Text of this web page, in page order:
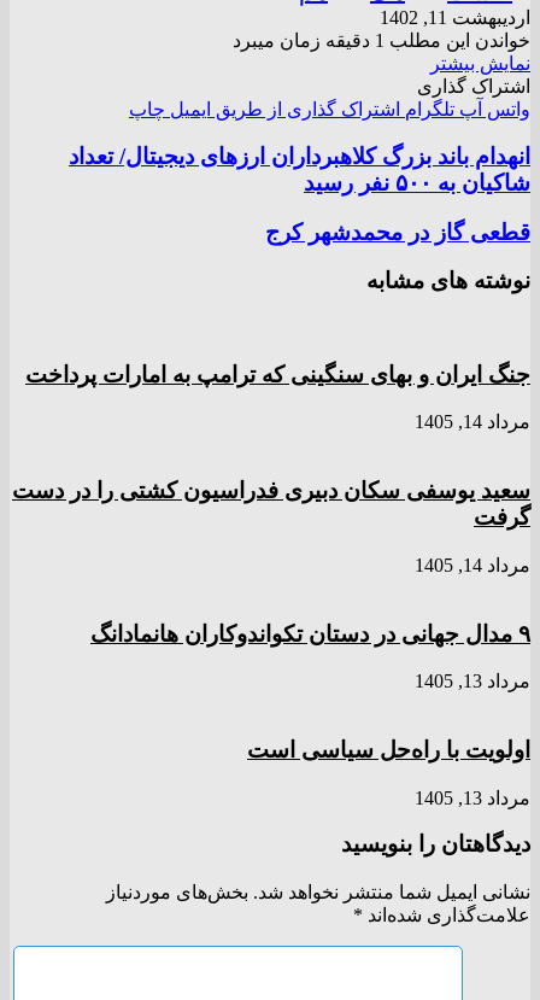
اردیبهشت 11, 1402
خواندن این مطلب 1 دقیقه زمان میبرد
نمایش بیشتر
اشتراک گذاری
واتس آپ تلگرام اشتراک گذاری از طریق ایمیل چاپ
انهدام باند بزرگ کلاهبرداران ارز‌های دیجیتال/ تعداد
شاکیان به ۵۰۰ نفر رسید
قطعی گاز در محمدشهر کرج
نوشته های مشابه
جنگ ایران و بهای سنگینی که ترامپ به امارات پرداخت
مرداد 14, 1405
سعید یوسفی سکان دبیری فدراسیون کشتی را در دست
گرفت
مرداد 14, 1405
۹ مدال جهانی در دستان تکواندوکاران هانمادانگ
مرداد 13, 1405
اولویت با راه‌حل سیاسی است
مرداد 13, 1405
دیدگاهتان را بنویسید
نشانی ایمیل شما منتشر نخواهد شد. بخش‌های موردنیاز
علامت‌گذاری شده‌اند *